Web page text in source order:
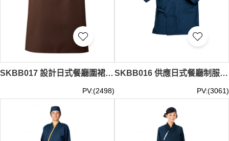
SKBB017 設計日式餐廳圍裙 廚房圍裙 日式圍裙 圍裙製造商
PV:(2498)
SKBB016 供應日式餐廳制服 日式廚師服 廚師服專門店
PV:(3061)